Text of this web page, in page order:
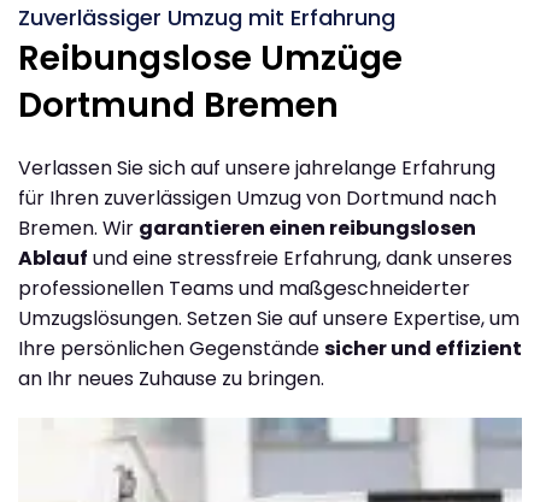
Zuverlässiger Umzug mit Erfahrung
Reibungslose Umzüge
Dortmund Bremen
Verlassen Sie sich auf unsere jahrelange Erfahrung
für Ihren zuverlässigen Umzug von Dortmund nach
Bremen. Wir garantieren einen reibungslosen
Ablauf und eine stressfreie Erfahrung, dank unseres
professionellen Teams und maßgeschneiderter
Umzugslösungen. Setzen Sie auf unsere Expertise, um
Ihre persönlichen Gegenständesicher und effizient
an Ihr neues Zuhause zu bringen.